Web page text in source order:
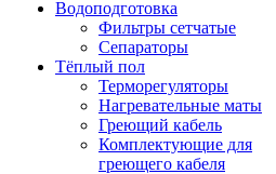
Водоподготовка
Фильтры сетчатые
Сепараторы
Тёплый пол
Терморегуляторы
Нагревательные маты
Греющий кабель
Комплектующие для
греющего кабеля